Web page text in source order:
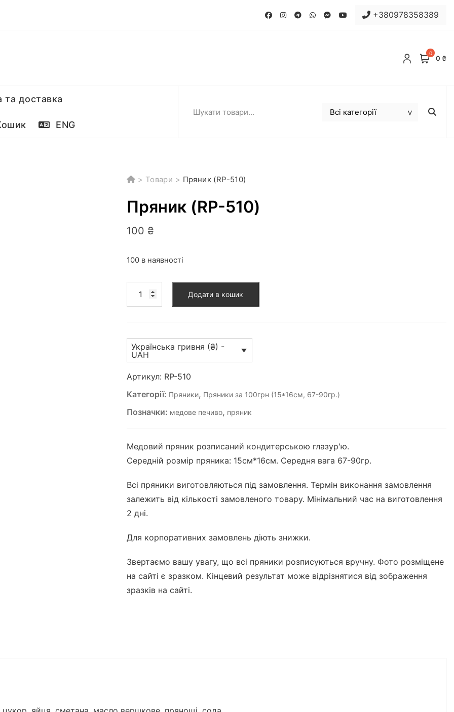
+380978358389
0
0 ₴
доставка
ENG
> Товари > Пряник (RP-510)
Пряник (RP-510)
100 ₴
100 в наявності
(RP-
кількість
Додати в кошик
Українська гривня (₴) -
UAH
Артикул: RP-510
Категорії: Пряники, Пряники за 100грн (15*16см, 67-90гр.)
Позначки: медове печиво, пряник
Медовий пряник розписаний кондитерською глазур'ю.
Середній розмір пряника: 15см*16см. Середня вага 67-90гр.
Всі пряники виготовляються під замовлення. Термін виконання замовлення
залежить від кількості замовленого товару. Мінімальний час на виготовлення
2 дні.
Для корпоративних замовлень діють знижки.
Звертаємо вашу увагу, що всі пряники розписуються вручну. Фото розміщене
на сайті є зразком. Кінцевий результат може відрізнятися від зображення
зразків на сайті.